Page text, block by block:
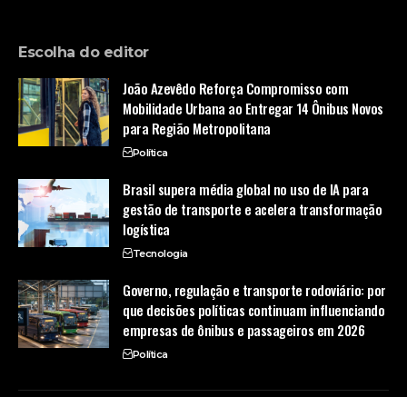
Escolha do editor
João Azevêdo Reforça Compromisso com
Mobilidade Urbana ao Entregar 14 Ônibus Novos
para Região Metropolitana
Política
Brasil supera média global no uso de IA para
gestão de transporte e acelera transformação
logística
Tecnologia
Governo, regulação e transporte rodoviário: por
que decisões políticas continuam influenciando
empresas de ônibus e passageiros em 2026
Política